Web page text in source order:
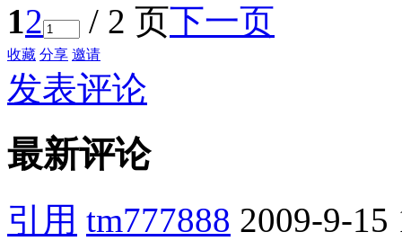
12 / 2 页下一页
收藏 分享 邀请
发表评论
最新评论
引用 tm777888 2009-9-15